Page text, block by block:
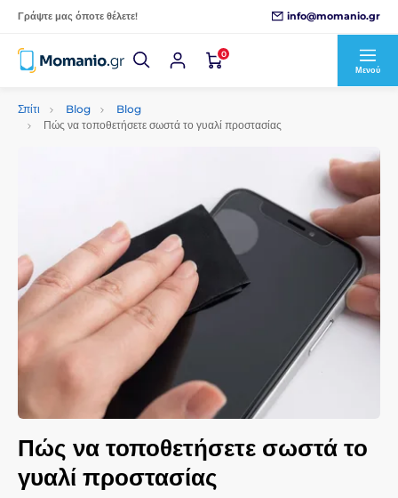
Γράψτε μας όποτε θέλετε! info@momanio.gr
0
Μενού
Σπίτι Blog
Blog
Πώς να τοποθετήσετε σωστά το γυαλί προστασίας
Πώς να τοποθετήσετε σωστά το
γυαλί προστασίας